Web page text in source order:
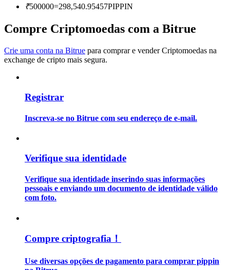
Guia
Estratégias de negociação
Aprenda como se manter lucrativo
₹500000=298,540.95457PIPPIN
Compre Criptomoedas com a Bitrue
Crie uma conta na Bitrue para comprar e vender Criptomoedas na
exchange de cripto mais segura.
Registrar
Inscreva-se no Bitrue com seu endereço de e-mail.
Verifique sua identidade
Verifique sua identidade inserindo suas informações
pessoais e enviando um documento de identidade válido
com foto.
Compre criptografia！
Use diversas opções de pagamento para comprar pippin